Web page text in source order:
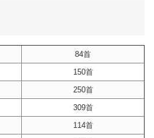
84首
150首
250首
309首
114首